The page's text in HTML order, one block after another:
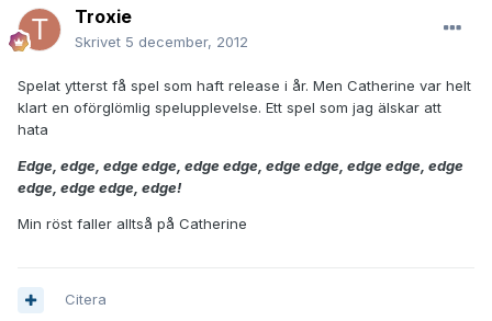
Troxie
Skrivet 5 december, 2012
Spelat ytterst få spel som haft release i år. Men Catherine var helt
klart en oförglömlig spelupplevelse. Ett spel som jag älskar att
hata
Edge, edge, edge edge, edge edge, edge edge, edge edge, edge
edge, edge edge, edge!
Min röst faller alltså på Catherine
Citera